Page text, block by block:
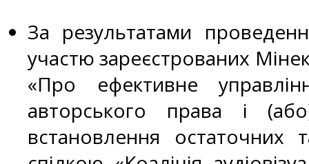
За результатами
участю зареєстрованих
«Про ефективне
авторського права і
встановлення остаточних